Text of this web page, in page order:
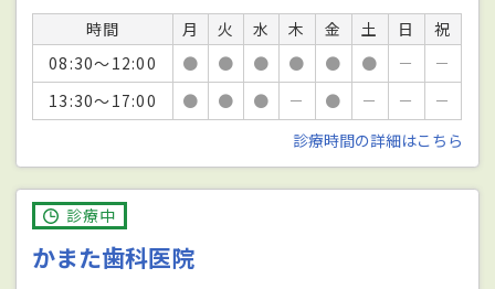
時間 月 火 水 木 金 土 日
祝
08:30～12:00
● ● ● ● ● ● －
－
13:30～17:00
● ● ● － ● － －
－
診療時間の詳細はこちら
診療中
かまた歯科医院